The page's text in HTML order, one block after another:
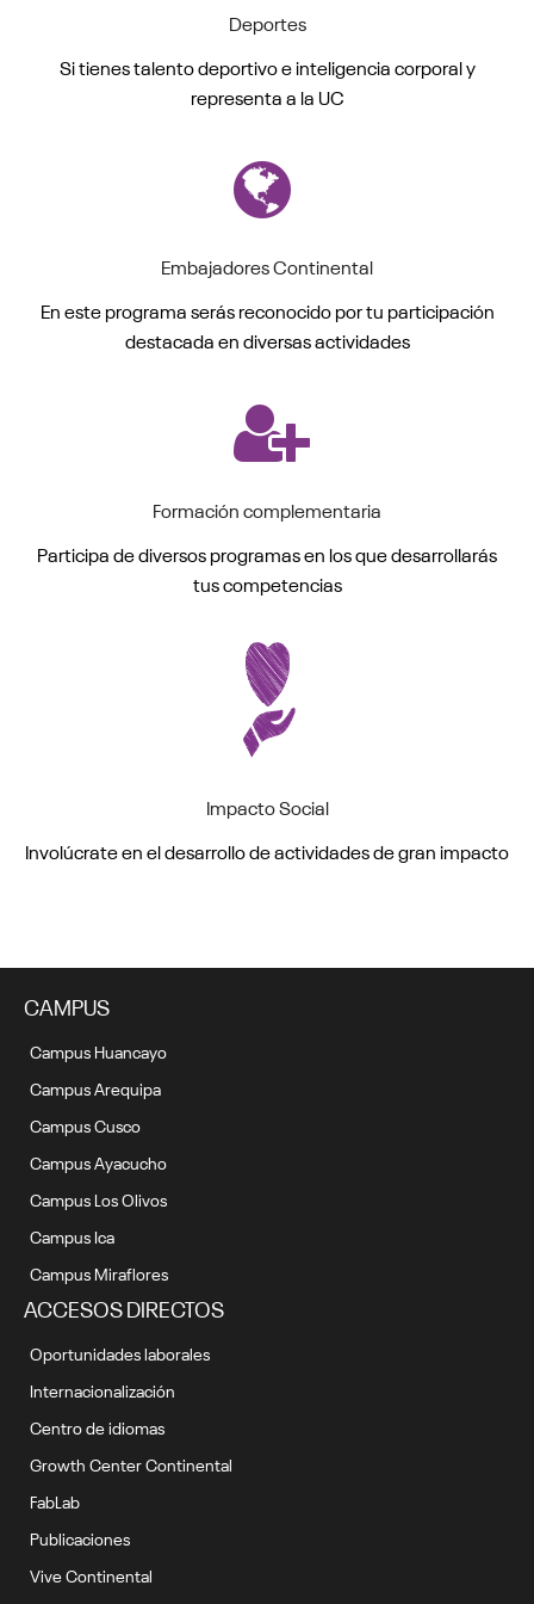
Deportes
Si tienes talento deportivo e inteligencia corporal y
representa a la UC
Embajadores Continental
En este programa serás reconocido por tu participación
destacada en diversas actividades
Formación complementaria
Participa de diversos programas en los que desarrollarás
tus competencias
Impacto Social
Involúcrate en el desarrollo de actividades de gran impacto
CAMPUS
Campus Huancayo
Campus Arequipa
Campus Cusco
Campus Ayacucho
Campus Los Olivos
Campus Ica
Campus Miraflores
ACCESOS DIRECTOS
Oportunidades laborales
Internacionalización
Centro de idiomas
Growth Center Continental
FabLab
Publicaciones
Vive Continental